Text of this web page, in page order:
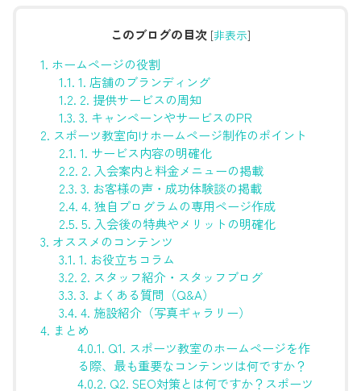
このブログの目次 [非表示]
1. ホームページの役割
1.1. 1. 店舗のブランディング
1.2. 2. 提供サービスの周知
1.3. 3. キャンペーンやサービスのPR
2. スポーツ教室向けホームページ制作のポイント
2.1. 1. サービス内容の明確化
2.2. 2. 入会案内と料金メニューの掲載
2.3. 3. お客様の声・成功体験談の掲載
2.4. 4. 独自プログラムの専用ページ作成
2.5. 5. 入会後の特典やメリットの明確化
3. オススメのコンテンツ
3.1. 1. お役立ちコラム
3.2. 2. スタッフ紹介・スタッフブログ
3.3. 3. よくある質問（Q&A）
3.4. 4. 施設紹介（写真ギャラリー）
4. まとめ
4.0.1. Q1. スポーツ教室のホームページを作
る際、最も重要なコンテンツは何ですか？
4.0.2. Q2. SEO対策とは何ですか？スポーツ